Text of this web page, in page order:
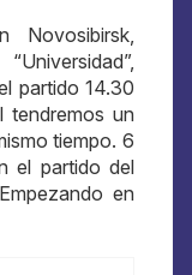
Novosibirsk,
partido 14.30
tendremos un
tiempo. 6
el partido del
en